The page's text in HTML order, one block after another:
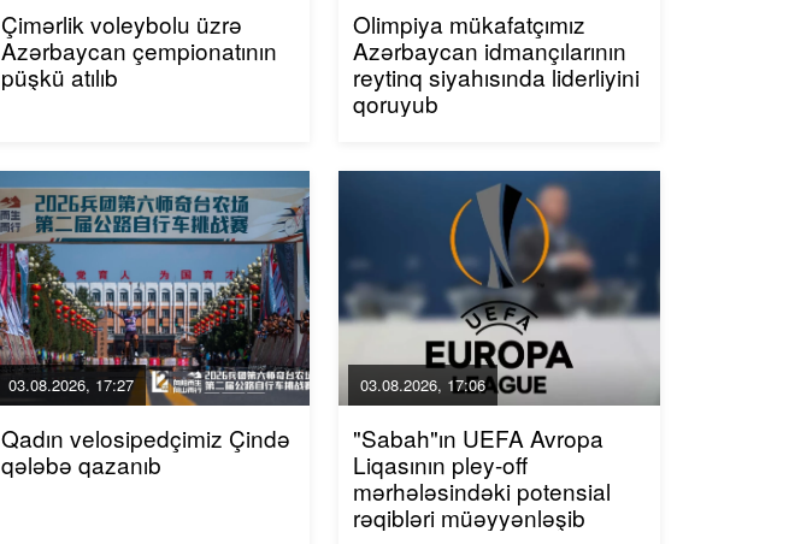
Çimərlik voleybolu üzrə
Azərbaycan çempionatının
püşkü atılıb
Olimpiya mükafatçımız
Azərbaycan idmançılarının
reytinq siyahısında liderliyini
qoruyub
03.08.2026, 17:27
Qadın velosipedçimiz Çində
qələbə qazanıb
03.08.2026, 17:06
"Sabah"ın UEFA Avropa
Liqasının pley-off
mərhələsindəki potensial
rəqibləri müəyyənləşib